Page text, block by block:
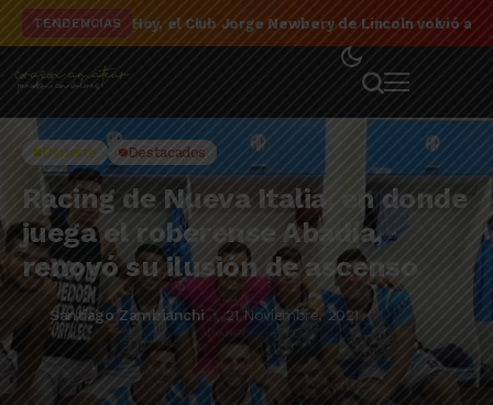
TENDENCIAS El detalle de la campaña de El Linqueño en el
Deporte Destacados
Racing de Nueva Italia, en donde
juega el roberense Abadía,
renovó su ilusión de ascenso
Santiago Zambianchi 21 Noviembre, 2021